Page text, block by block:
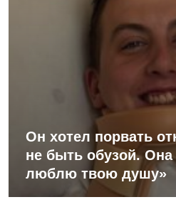
Он хотел порвать
не быть обузой. Она
люблю твою душу»